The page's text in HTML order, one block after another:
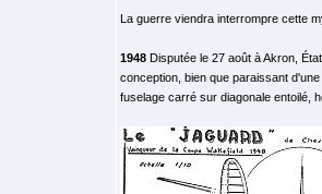
La guerre viendra interrompre cette
1948 Disputée le 27 août à Akron,
conception, bien que paraissant
fuselage carré sur diagonale entoilé,